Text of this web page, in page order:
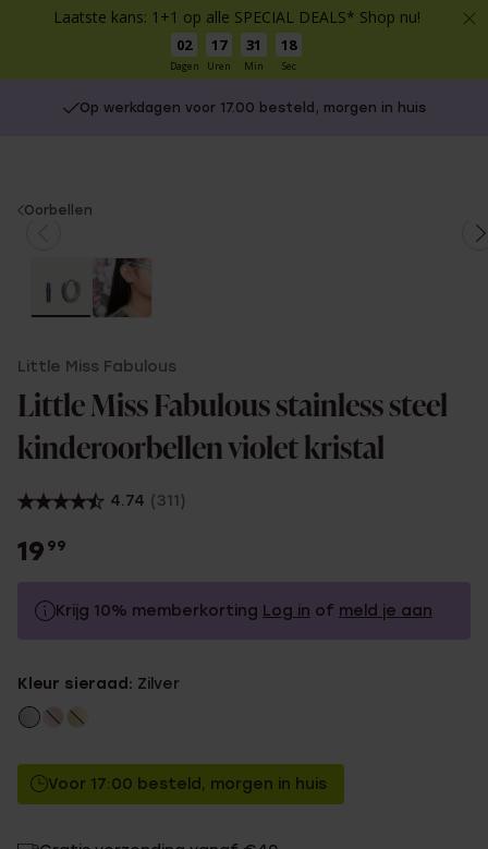
Laatste kans: 1+1 op alle SPECIAL DEALS* Shop nu!
02
Dagen
17
Uren
31
Min
18
Sec
Op werkdagen voor 17.00 besteld, morgen in huis
You
Oorbellen
Little Miss Fabulous
Little Miss Fabulous stainless steel
kinderoorbellen violet kristal
4.74 (311)
19 99
Krijg 10% memberkorting Log in of meld je aan
Zonder memberkorting
Kleur sieraad: Zilver
Voor 17:00 besteld, morgen in huis